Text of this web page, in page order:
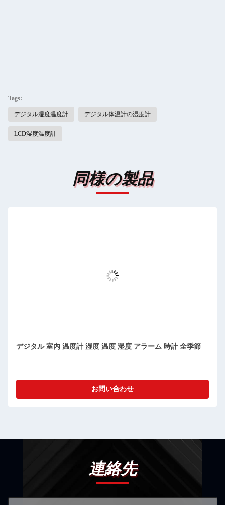
Tags:
デジタル湿度温度計 デジタル体温計の湿度計
LCD湿度温度計
同様の製品
LCDディスプレイ 室内WiFi温度計 家庭用ABS材料用ヒグロ
お問い合わせ
連絡先